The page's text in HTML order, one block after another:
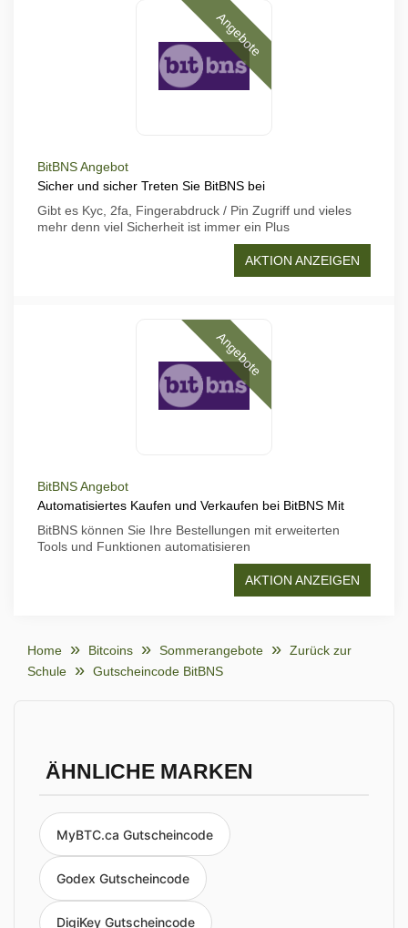
Angebote
BitBNS Angebot
Sicher und sicher Treten Sie BitBNS bei
Gibt es Kyc, 2fa, Fingerabdruck / Pin Zugriff und vieles
mehr denn viel Sicherheit ist immer ein Plus
AKTION ANZEIGEN
Angebote
BitBNS Angebot
Automatisiertes Kaufen und Verkaufen bei BitBNS Mit
BitBNS können Sie Ihre Bestellungen mit erweiterten
Tools und Funktionen automatisieren
AKTION ANZEIGEN
Home Bitcoins Sommerangebote
Zurück zur
Schule
Gutscheincode BitBNS
ÄHNLICHE MARKEN
MyBTC.ca Gutscheincode
Godex Gutscheincode
DigiKey Gutscheincode